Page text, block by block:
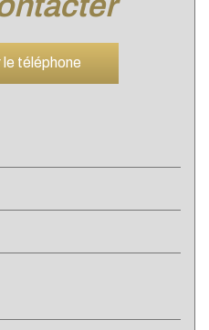
|©JawgMaps|© OpenStreetMap
téléphone